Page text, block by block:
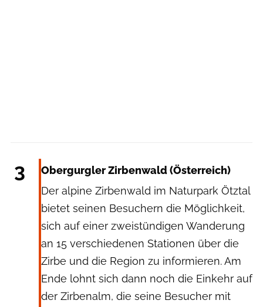
3
Obergurgler Zirbenwald (Österreich)
Der alpine Zirbenwald im Naturpark Ötztal
bietet seinen Besuchern die Möglichkeit,
sich auf einer zweistündigen Wanderung
an 15 verschiedenen Stationen über die
Zirbe und die Region zu informieren. Am
Ende lohnt sich dann noch die Einkehr auf
der Zirbenalm, die seine Besucher mit